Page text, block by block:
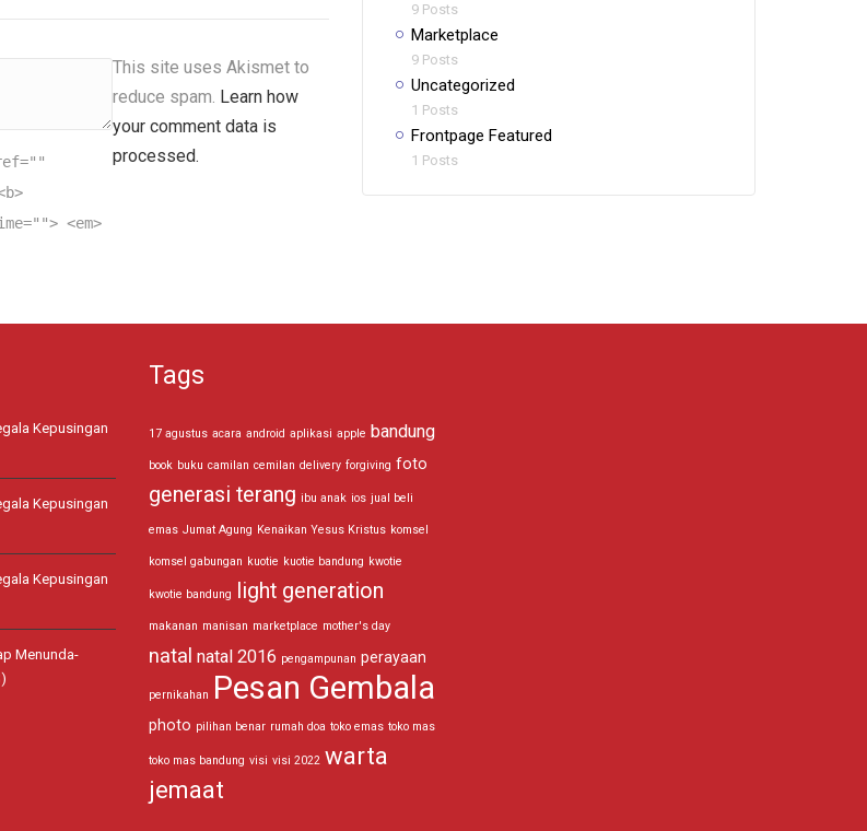
<em>
This site uses Akismet to
reduce spam. Learn how
your comment data is
processed.
9 Posts
Marketplace
9 Posts
Uncategorized
1 Posts
Frontpage Featured
1 Posts
Kepusingan
Kepusingan
Kepusingan
Menunda-
Tags
17 agustus acara android aplikasi apple bandung
book buku camilan cemilan delivery forgiving foto
generasi terang ibu anak ios jual beli
emas Jumat Agung Kenaikan Yesus Kristus komsel
komsel gabungan kuotie kuotie bandung kwotie
kwotie bandung light generation
makanan manisan marketplace mother's day
natal natal 2016 pengampunan perayaan
pernikahan Pesan Gembala
photo pilihan benar rumah doa toko emas toko mas
toko mas bandung visi visi 2022 warta
jemaat